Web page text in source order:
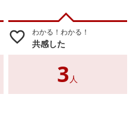
favorite_border わかる！わかる！
共感した
3 人